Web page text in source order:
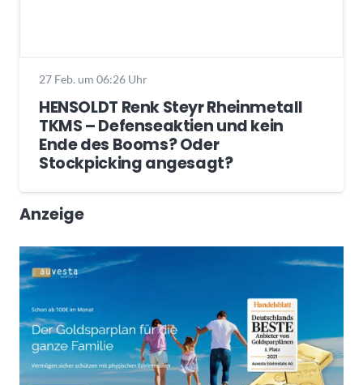
27 Feb. um 06:26 Uhr
HENSOLDT Renk Steyr Rheinmetall
TKMS – Defenseaktien und kein
Ende des Booms? Oder
Stockpicking angesagt?
Anzeige